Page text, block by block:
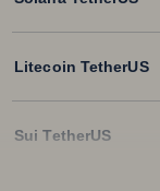
Litecoin TetherUS
Sui TetherUS